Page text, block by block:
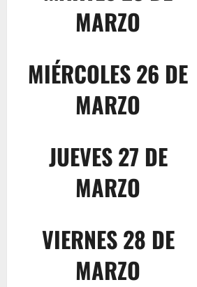
MARZO
MIÉRCOLES 26 DE
MARZO
JUEVES 27 DE
MARZO
VIERNES 28 DE
MARZO